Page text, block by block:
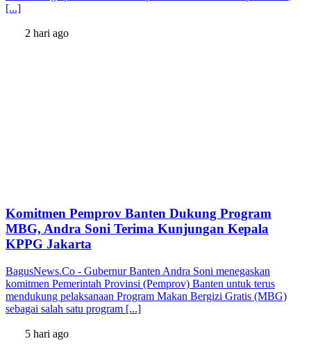
[...]
2 hari ago
Komitmen Pemprov Banten Dukung Program
MBG, Andra Soni Terima Kunjungan Kepala
KPPG Jakarta
BagusNews.Co - Gubernur Banten Andra Soni menegaskan
komitmen Pemerintah Provinsi (Pemprov) Banten untuk terus
mendukung pelaksanaan Program Makan Bergizi Gratis (MBG)
sebagai salah satu program [...]
5 hari ago